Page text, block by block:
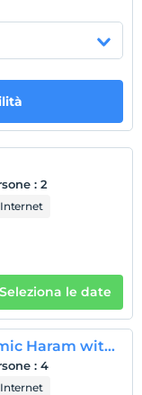
: 2
Internet
Seleziona le date
Royal Suite Panoramic Haram with Partial Kaaba View
: 4
Internet